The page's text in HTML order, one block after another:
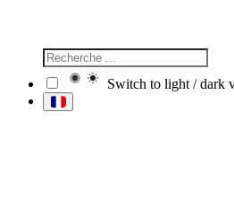
Switch to light / dark